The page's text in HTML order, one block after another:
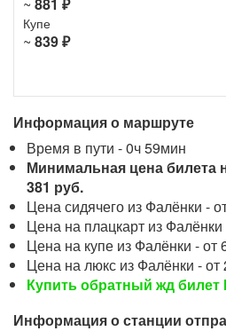
Купе
~ 839 ₽
Информация о маршруте
Время в пути - 0ч 59мин
Минимальная цена билета
381 руб.
Цена сидячего из Фалёнки -
Цена на плацкарт из Фалёнки
Цена на купе из Фалёнки - от
Цена на люкс из Фалёнки - от
Купить обратный жд билет
Информация о станции